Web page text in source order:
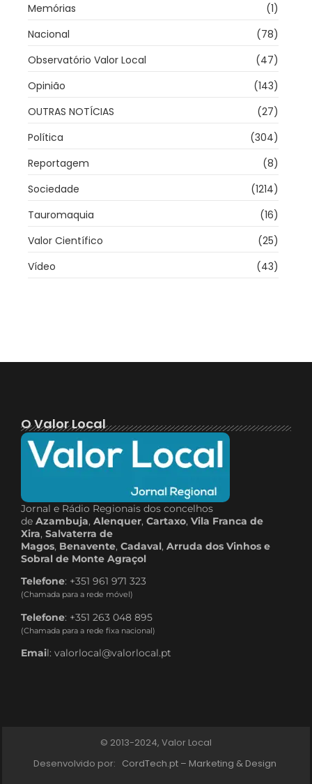
Memórias
(1)
Nacional
(78)
Observatório Valor Local
(47)
Opinião
(143)
OUTRAS NOTÍCIAS
(27)
Política
(304)
Reportagem
(8)
Sociedade
(1214)
Tauromaquia
(16)
Valor Científico
(25)
Vídeo
(43)
O Valor Local
Jornal e Rádio Regionais dos concelhos
de Azambuja, Alenquer, Cartaxo, Vila Franca de
Xira, Salvaterra de
Magos, Benavente, Cadaval, Arruda dos Vinhos e
Sobral de Monte Agraçol
Telefone: +351 961 971 323
(Chamada para a rede móvel)
Telefone: +351 263 048 895
(Chamada para a rede fixa nacional)
Email: valorlocal@valorlocal.pt
© 2013-2024, Valor Local
Desenvolvido por: CordTech.pt – Marketing & Design